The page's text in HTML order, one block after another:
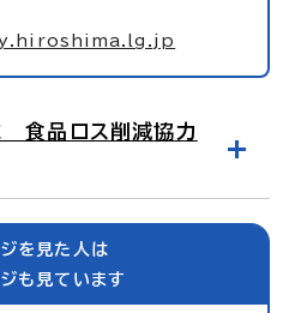
食品ロス削減協力
を見た人は
も見ています